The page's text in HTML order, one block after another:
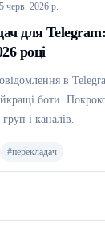
черв. 2026 р.
для
році
в
боти.
і каналів.
#перекладач
для Telegram: